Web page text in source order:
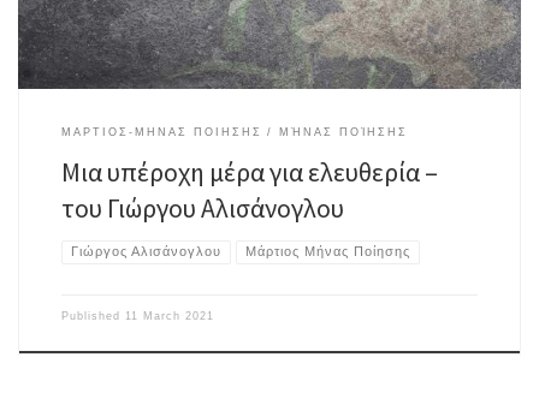
ΜΑΡΤΙΟΣ-ΜΗΝΑΣ ΠΟΙΗΣΗΣ ΜΉΝΑΣ ΠΟΊΗΣΗΣ
Μια υπέροχη μέρα για ελευθερία –
του Γιώργου Αλισάνογλου
Γιώργος Αλισάνογλου Μάρτιος Μήνας Ποίησης
Published 11 March 2021